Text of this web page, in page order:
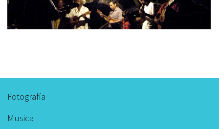
Footer
menu
Fotografía
Musica